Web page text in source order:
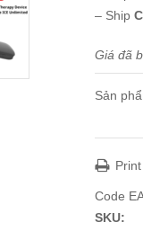
– Ship
Giá đã
Sản
Print
Code
SKU: